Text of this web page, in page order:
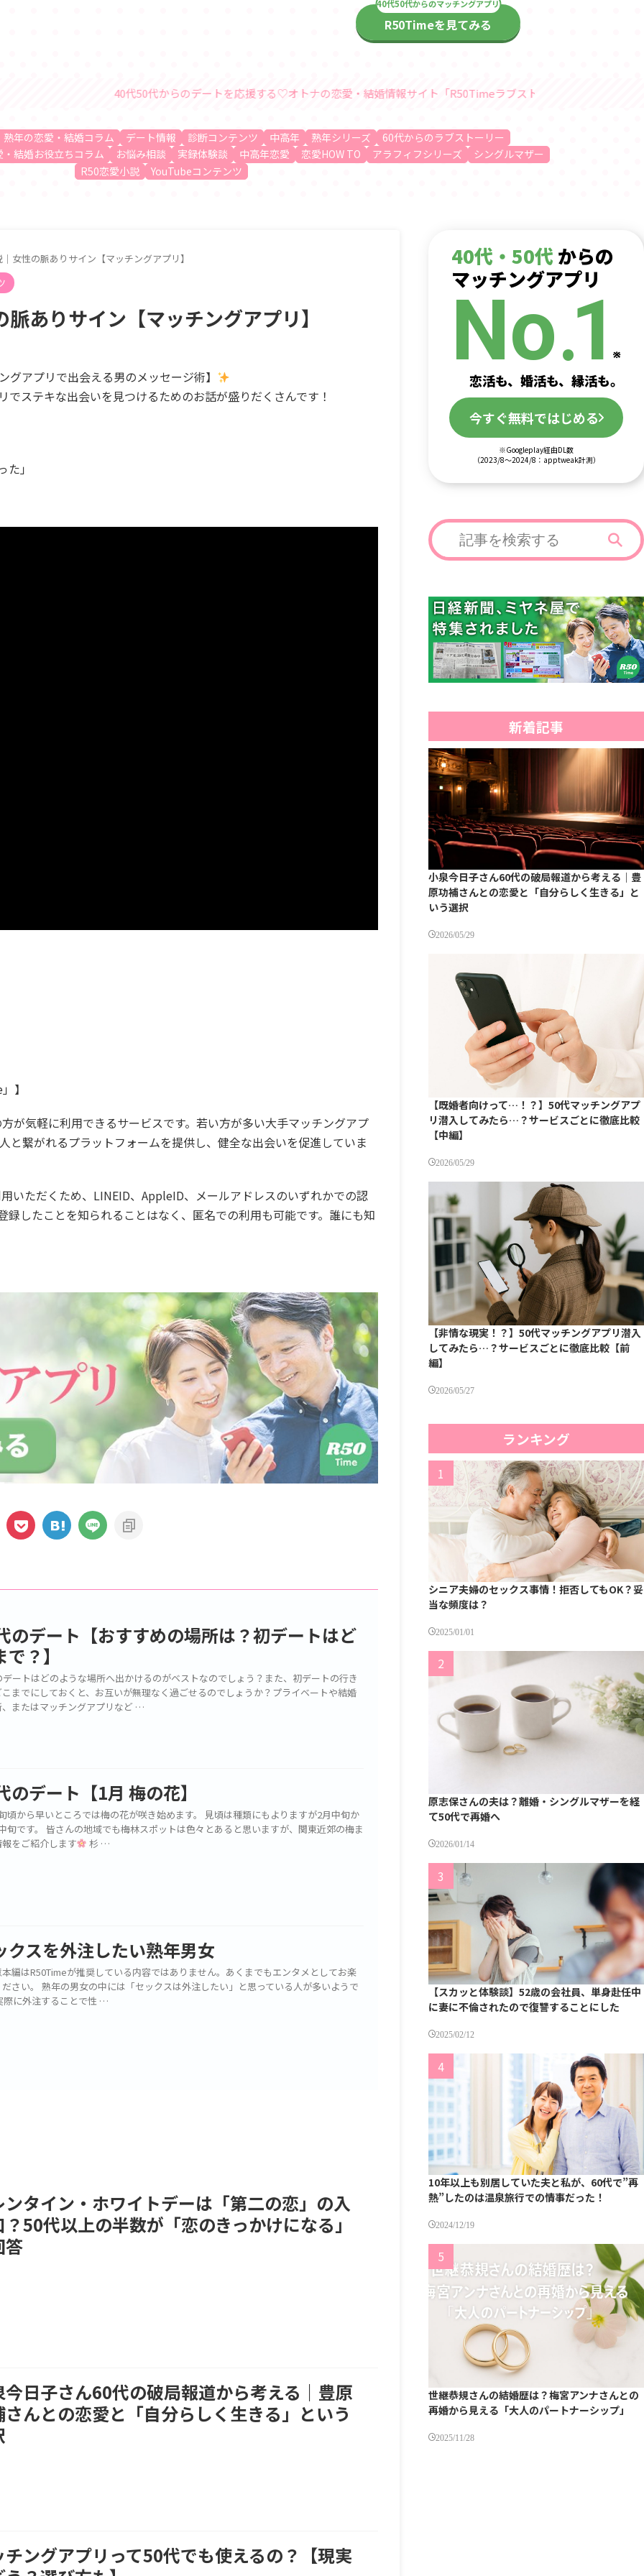
R50Timeを見てみる
40代50代からのデートを応援する♡オトナの恋愛・結婚情報サイト「R50Timeラブストーリー」随時更新中
年の恋愛・結婚コラム デート情報 診断コンテンツ 中高年 熟年シリーズ
60代からのラブストーリー
結婚お役立ちコラム
お悩み相談 実録体験談 中高年恋愛 恋愛HOW TO アラフィフシリーズ
シングルマザー
R50恋愛小説
YouTubeコンテンツ
女性の脈ありサイン【マッチングアプリ】
ありサイン【マッチングアプリ】
アプリで出会える男のメッセージ術】
ステキな出会いを見つけるためのお話が盛りだくさんです！
」
】
が気軽に利用できるサービスです。若い方が多い大手マッチングアプ
繋がれるプラットフォームを提供し、健全な出会いを促進していま
いただくため、LINEID、AppleID、メールアドレスのいずれかでの認
したことを知られることはなく、匿名での利用も可能です。誰にも知
のデート【おすすめの場所は？初デートはど
？】
デートはどのような場所へ出かけるのがベストなのでしょう？また、初デートの行き
までにしておくと、お互いが無理なく過ごせるのでしょうか？プライベートや結婚
またはマッチングアプリなど …
のデート【1月 梅の花】
頃から早いところでは梅の花が咲き始めます。 見頃は種類にもよりますが2月中旬か
旬です。 皆さんの地域でも梅林スポットは色々とあると思いますが、関東近郊の梅ま
をご紹介します
杉 …
クスを外注したい熟年男女
編はR50Timeが推奨している内容ではありません。あくまでもエンタメとしてお楽
さい。 熟年の男女の中には「セックスは外注したい」と思っている人が多いようで
際に外注することで性 …
ンタイン・ホワイトデーは「第二の恋」の入
50代以上の半数が「恋のきっかけになる」
答
今日子さん60代の破局報道から考える｜豊原
さんとの恋愛と「自分らしく生きる」という
チングアプリって50代でも使えるの？【現実
40代・50代 からの
マッチングアプリ
No.1
恋活も、婚活も、縁活も。
今すぐ無料ではじめる
※Googleplay経由DL数
（2023/8～2024/8：apptweak計測）
新着記事
小泉今日子さん60代の破局報道から考える｜豊
原功補さんとの恋愛と「自分らしく生きる」と
いう選択
2026/05/29
【既婚者向けって…！？】50代マッチングアプ
リ潜入してみたら…？サービスごとに徹底比較
【中編】
2026/05/29
【非情な現実！？】50代マッチングアプリ潜入
してみたら…？サービスごとに徹底比較【前
編】
2026/05/27
ランキング
シニア夫婦のセックス事情！拒否してもOK？妥
当な頻度は？
2025/01/01
原志保さんの夫は？離婚・シングルマザーを経
て50代で再婚へ
2026/01/14
【スカッと体験談】52歳の会社員、単身赴任中
に妻に不倫されたので復讐することにした
2025/02/12
10年以上も別居していた夫と私が、60代で”再
熱”したのは温泉旅行での情事だった！
2024/12/19
世継恭規さんの結婚歴は？梅宮アンナさんとの
再婚から見える「大人のパートナーシップ」
2025/11/28